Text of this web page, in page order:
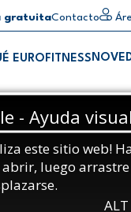
gratuitaContacto
EUROFITNESS